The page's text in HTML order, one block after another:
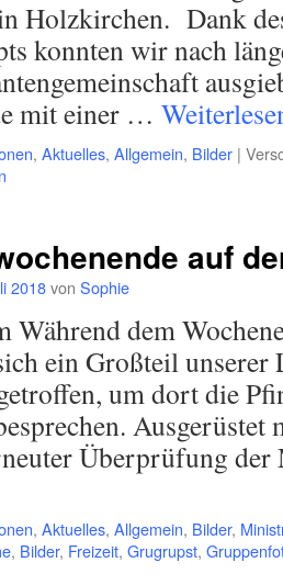
Holzkirchen. Dank
konnten wir nach
mit einer …
, Aktuelles, Allgemein, Bilder |
auf
2018von Sophie
Während dem
ein Großteil
um dort die
Ausgerüstet
Überprüfung
, Aktuelles, Allgemein, Bilder,
, Bilder, Freizeit, Grugrupst,